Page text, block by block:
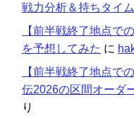
戦力分析＆持ちタイム
【前半戦終了地点で
を予想してみた に
【前半戦終了地点で
伝2026の区間オーダ
り